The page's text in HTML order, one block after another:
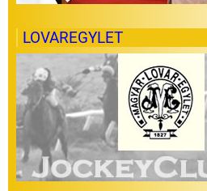
LOVAREGYLET